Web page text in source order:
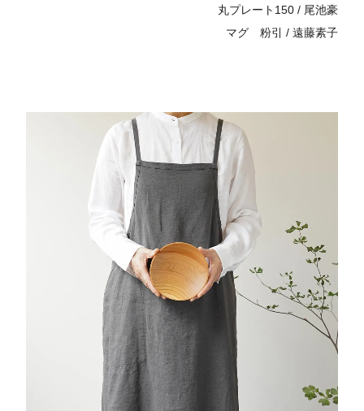
丸プレート150 / 尾池豪
マグ 粉引 / 遠藤素子